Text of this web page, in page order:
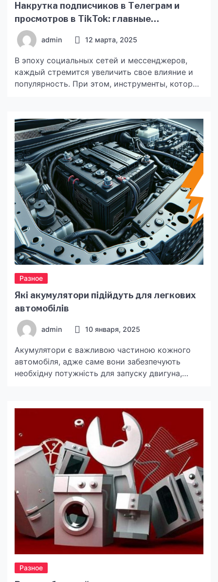
Накрутка подписчиков в Телеграм и
просмотров в TikTok: главные
преимущества
admin 12 марта, 2025
В эпоху социальных сетей и мессенджеров,
каждый стремится увеличить свое влияние и
популярность. При этом, инструменты, которые
статье мы подробно рассмотрим, почему
важно обращать внимание на такие сервисы,
как накрутка тг и просмотры тик ток накрутка.
Почему важна накрутка подписчиков в
Телеграм? Телеграм – это […]
Разное
Які акумулятори підійдуть для легкових
автомобілів
admin 10 января, 2025
Акумулятори є важливою частиною кожного
автомобіля, адже саме вони забезпечують
необхідну потужність для запуску двигуна,
легкового автомобіля безпосередньо впливає
на надійність роботи автомобіля та
довговічність усіх електричних систем. У цій
статті ми розглянемо, які акумулятори для
легкових автомобілів купити, на що звертати
увагу при […]
Разное